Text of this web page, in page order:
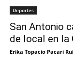
Deportes
San Antonio
de local en la
Erika Topacio Pacari